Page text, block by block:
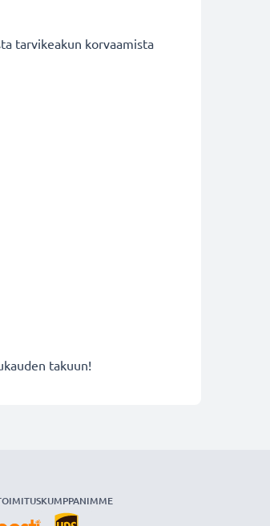
tarvikeakun korvaamista
takuun!